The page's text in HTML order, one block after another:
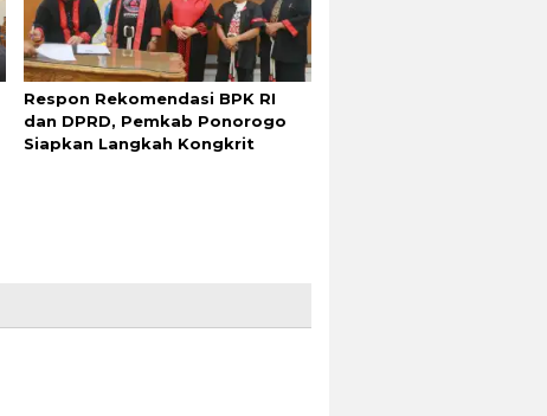
Respon Rekomendasi BPK RI
dan DPRD, Pemkab Ponorogo
Siapkan Langkah Kongkrit